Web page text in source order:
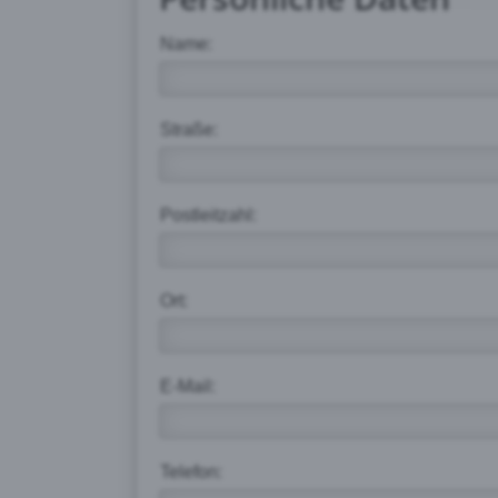
Name:
Straße:
Postleitzahl:
Ort:
E-Mail:
Telefon: